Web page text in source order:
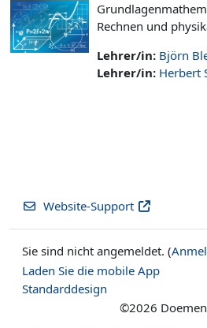
Rechnen und
Lehrer/in: Björn
Lehrer/in: Herbert
Website-Support
Sie sind nicht angemeldet. (
Laden Sie die mobile App
Standarddesign
©2026